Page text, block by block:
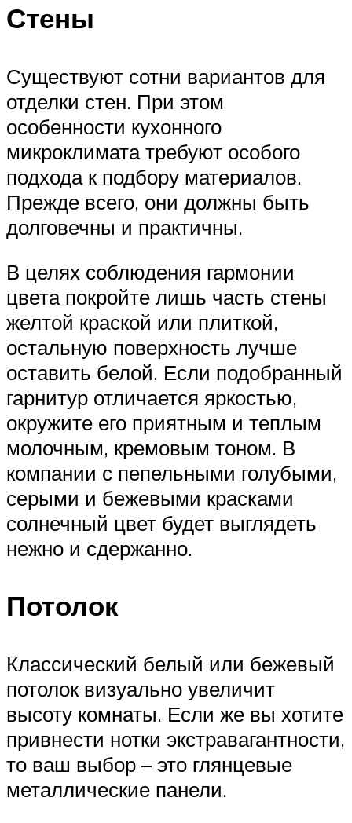
Стены
Существуют сотни вариантов для
отделки стен. При этом
особенности кухонного
микроклимата требуют особого
подхода к подбору материалов.
Прежде всего, они должны быть
долговечны и практичны.
В целях соблюдения гармонии
цвета покройте лишь часть стены
желтой краской или плиткой,
остальную поверхность лучше
оставить белой. Если подобранный
гарнитур отличается яркостью,
окружите его приятным и теплым
молочным, кремовым тоном. В
компании с пепельными голубыми,
серыми и бежевыми красками
солнечный цвет будет выглядеть
нежно и сдержанно.
Потолок
Классический белый или бежевый
потолок визуально увеличит
высоту комнаты. Если же вы хотите
привнести нотки экстравагантности,
то ваш выбор – это глянцевые
металлические панели.